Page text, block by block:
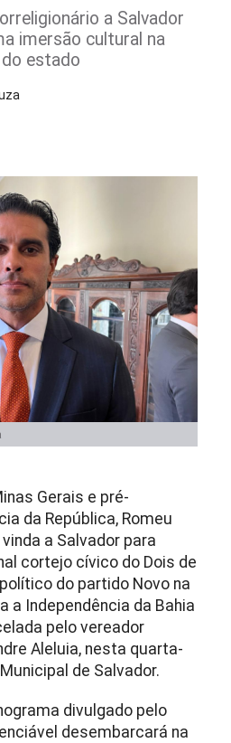
a Salvador
imersão cultural na
estado
Gerais e pré-
da República, Romeu
a Salvador para
cortejo cívico do Dois de
do partido Novo na
a Independência da Bahia
pelo vereador
Aleluia, nesta quarta-
de Salvador.
divulgado pelo
desembarcará na